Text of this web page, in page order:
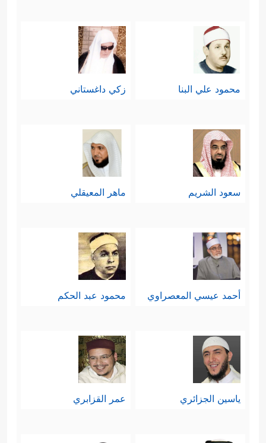
محمود علي البنا زكي داغستاني
سعود الشريم ماهر المعيقلي
أحمد عيسي المعصراوي محمود عبد الحكم
ياسين الجزائري عمر القزابري